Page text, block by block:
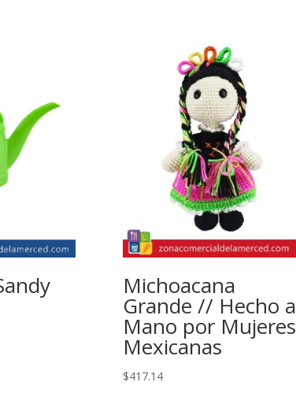
Michoacana
Grande // Hecho a
Mano por Mujeres
Mexicanas
$417.14